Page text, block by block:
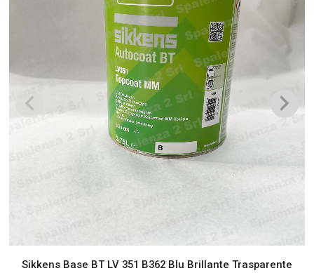
Sikkens Base BT LV 351 B362 Blu Brillante Trasparente